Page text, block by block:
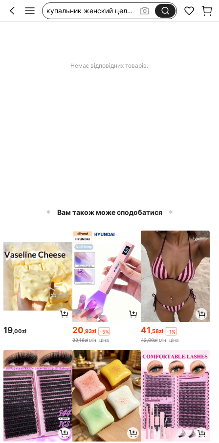
сукні з льону
Немає відповідних товарів.
Вам також може сподобатися
19 ,00zł 20 ,93zł
-5%
22,16złмін. ціна
41 ,58zł
-1%
42,00zł мін. ціна